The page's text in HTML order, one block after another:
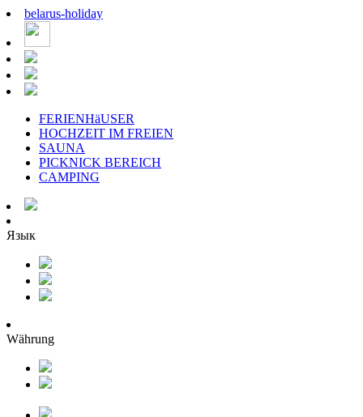
belarus-holiday
FERIENHäUSER
HOCHZEIT IM FREIEN
SAUNA
PICKNICK BEREICH
CAMPING
Язык
Währung